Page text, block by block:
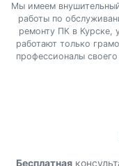
Мы имеем
работы по
ремонту ПК в Курске,
работают только
профессионалы своего
Бесплатная